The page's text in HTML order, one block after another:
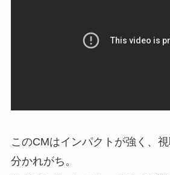
このCMはインパクトが強く、
分かれがち。